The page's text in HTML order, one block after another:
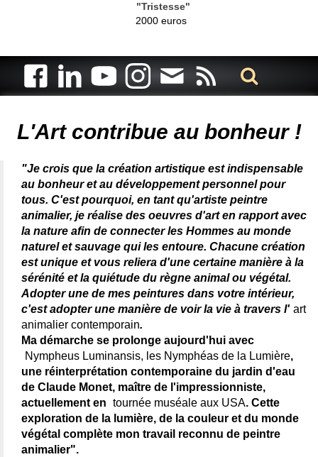
"Tristesse"
2000 euros
L'Art contribue au bonheur !
"Je crois que la création artistique est indispensable
au bonheur et au développement personnel pour
tous. C'est pourquoi, en tant qu'artiste peintre
animalier, je réalise des oeuvres d'art en rapport avec
la nature afin de connecter les Hommes au monde
naturel et sauvage qui les entoure. Chacune création
est unique et vous reliera d'une certaine manière à la
sérénité et la quiétude du règne animal ou végétal.
Adopter une de mes peintures dans votre intérieur,
c'est adopter une manière de voir la vie à travers l' art
animalier contemporain.
Ma démarche se prolonge aujourd'hui avec
Nympheus Luminansis, les Nymphéas de la Lumière,
une réinterprétation contemporaine du jardin d'eau
de Claude Monet, maître de l'impressionniste,
actuellement en tournée muséale aux USA. Cette
exploration de la lumière, de la couleur et du monde
végétal complète mon travail reconnu de peintre
animalier".